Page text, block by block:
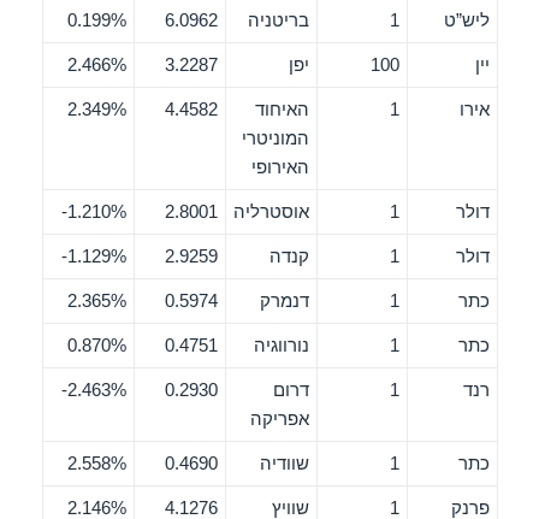
ליש”ט 1 בריטניה 6.0962
0.199%
יין 100 יפן 3.2287
2.466%
אירו 1
האיחוד
המוניטרי
האירופי
4.4582
2.349%
דולר 1 אוסטרליה 2.8001
1.210%-
דולר 1 קנדה 2.9259
1.129%-
כתר 1 דנמרק 0.5974
2.365%
כתר 1 נורווגיה 0.4751
0.870%
רנד 1
דרום
אפריקה
0.2930
2.463%-
כתר 1 שוודיה 0.4690
2.558%
פרנק 1 שוויץ 4.1276
2.146%